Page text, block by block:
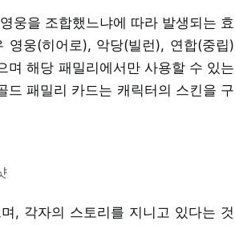
웅을 조합했느냐에 따라 발생되는 효
웅(히어로), 악당(빌런), 연합(중립)
며 해당 패밀리에서만 사용할 수 있는
패밀리 카드는 캐릭터의 스킨을 구
, 각자의 스토리를 지니고 있다는 것